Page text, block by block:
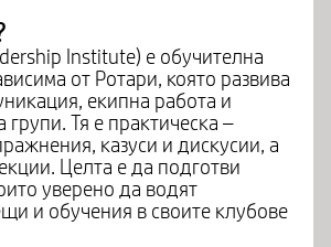
Institute) е обучителна
от Ротари, която развива
екипна работа и
Тя е практическа –
казуси и дискусии, а
Целта е да подготви
уверено да водят
и обучения в своите клубове